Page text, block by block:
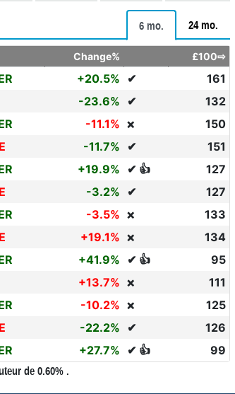
6 mo. 24 mo.
Change% £100⇨
+20.5% ✔
161
-23.6% ✔
132
-11.1% ❌
150
-11.7% ✔
151
+19.9% ✔ 👍
127
-3.2% ✔
127
-3.5% ❌
133
+19.1% ❌
134
+41.9% ✔ 👍
95
+13.7% ❌
111
-10.2% ❌
125
-22.2% ✔
126
+27.7% ✔ 👍 99
de 0.60% .